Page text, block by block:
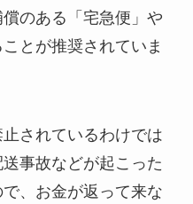
のある「宅急便」や
とが推奨されていま
されているわけでは
事故などが起こった
、お金が返って来な